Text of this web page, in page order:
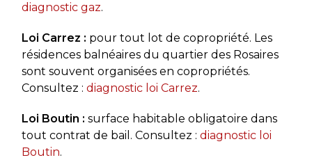
diagnostic gaz.
Loi Carrez : pour tout lot de copropriété. Les
résidences balnéaires du quartier des Rosaires
sont souvent organisées en copropriétés.
Consultez : diagnostic loi Carrez.
Loi Boutin : surface habitable obligatoire dans
tout contrat de bail. Consultez : diagnostic loi
Boutin.